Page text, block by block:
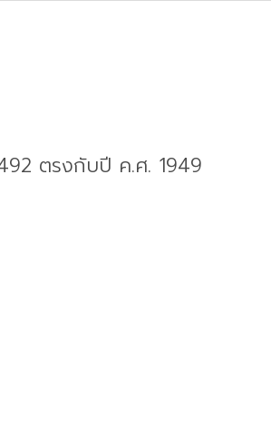
ตรงกับปี ค.ศ. 1949